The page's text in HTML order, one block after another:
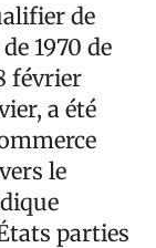
de
1970 de
février
a été
le
parties